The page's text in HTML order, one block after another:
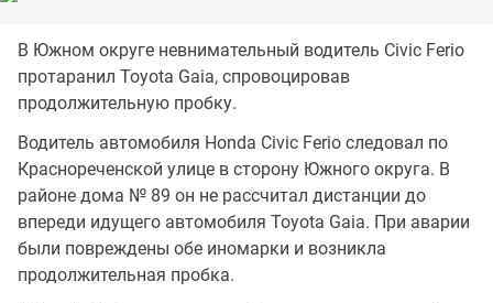
В Южном округе невнимательный водитель Civic Ferio
протаранил Toyota Gaia, спровоцировав
продолжительную пробку.
Водитель автомобиля Honda Civic Ferio следовал по
Краснореченской улице в сторону Южного округа. В
районе дома № 89 он не рассчитал дистанции до
впереди идущего автомобиля Toyota Gaia. При аварии
были повреждены обе иномарки и возникла
продолжительная пробка.